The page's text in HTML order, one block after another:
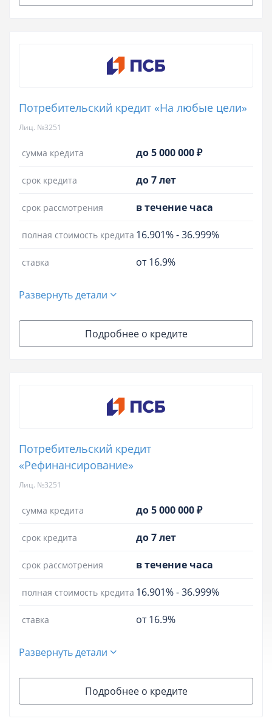
Потребительский кредит «На любые цели»
Лиц. №3251
сумма кредита до 5 000 000 ₽
срок кредита до 7 лет
срок рассмотрения в течение часа
полная стоимость кредита 16.901%-36.999%
ставка от 16.9%
Развернуть детали
Подробнее о кредите
Потребительский кредит
«Рефинансирование»
Лиц. №3251
сумма кредита до 5 000 000 ₽
срок кредита до 7 лет
срок рассмотрения в течение часа
полная стоимость кредита 16.901%-36.999%
ставка от 16.9%
Развернуть детали
Подробнее о кредите